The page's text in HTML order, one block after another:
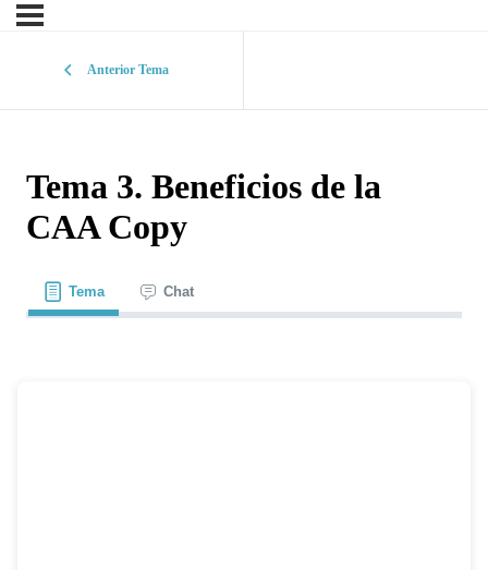
Anterior Tema
Tema 3. Beneficios de la
CAA Copy
Tema Chat